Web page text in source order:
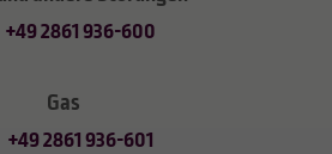
+49 2861 936-600
Gas
+49 2861 936-601